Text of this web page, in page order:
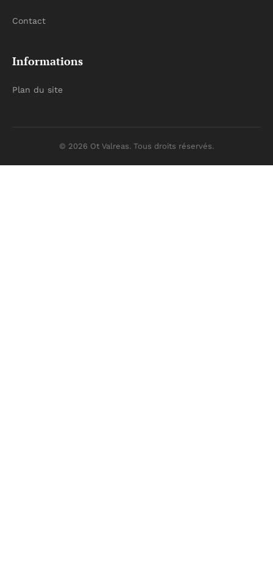
Contact
Informations
Plan du site
© 2026 Ot Valreas. Tous droits réservés.